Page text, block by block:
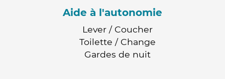
Aide à l'autonomie
Lever / Coucher
Toilette / Change
Gardes de nuit